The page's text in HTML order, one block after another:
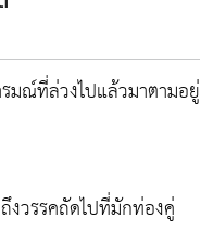
ณ์ที่ล่วงไปแล้วมาตามอยู่
วรรคถัดไปที่มักท่องคู่